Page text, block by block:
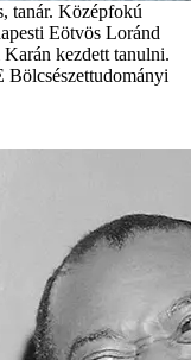
tanár. Középfokú
Eötvös Loránd
kezdett tanulni.
Bölcsészettudományi